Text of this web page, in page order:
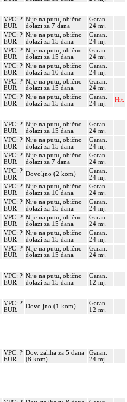
VPC: ?
EUR
Nije na putu, obično
dolazi za 7 dana
Garan.
24 mj.
VPC: ?
EUR
Nije na putu, obično
dolazi za 15 dana
Garan.
24 mj.
VPC: ?
EUR
Nije na putu, obično
dolazi za 15 dana
Garan.
24 mj.
VPC: ?
EUR
Nije na putu, obično
dolazi za 10 dana
Garan.
24 mj.
VPC: ?
EUR
Nije na putu, obično
dolazi za 15 dana
Garan.
24 mj.
VPC: ?
EUR
Nije na putu, obično
dolazi za 15 dana
Garan.
24 mj.
Hit.
VPC: ?
EUR
Nije na putu, obično
dolazi za 15 dana
Garan.
24 mj.
VPC: ?
EUR
Nije na putu, obično
dolazi za 15 dana
Garan.
24 mj.
VPC: ?
EUR
Nije na putu, obično
dolazi za 7 dana
Garan.
24 mj.
VPC: ?
EUR
Dovoljno (2 kom)
Garan.
24 mj.
VPC: ?
EUR
Nije na putu, obično
dolazi za 10 dana
Garan.
24 mj.
VPC: ?
EUR
Nije na putu, obično
dolazi za 15 dana
Garan.
24 mj.
VPC: ?
EUR
Nije na putu, obično
dolazi za 15 dana
Garan.
24 mj.
VPC: ?
EUR
Nije na putu, obično
dolazi za 15 dana
Garan.
24 mj.
VPC: ?
EUR
Nije na putu, obično
dolazi za 15 dana
Garan.
24 mj.
VPC: ?
EUR
Nije na putu, obično
dolazi za 15 dana
Garan.
12 mj.
VPC: ?
EUR
Dovoljno (1 kom)
Garan.
12 mj.
VPC: ?
EUR
Dov. zaliha za 5 dana
(8 kom)
Garan.
24 mj.